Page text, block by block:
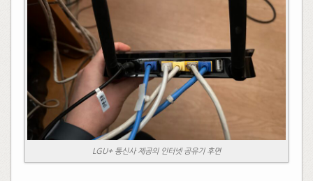
LGU+ 통신사 제공의 인터넷 공유기 후면